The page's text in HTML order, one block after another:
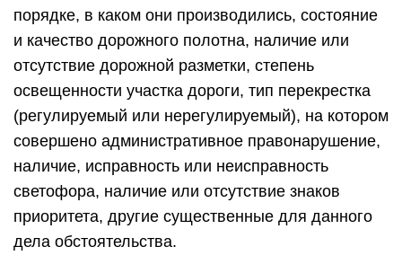
порядке, в каком они производились, состояние
и качество дорожного полотна, наличие или
отсутствие дорожной разметки, степень
освещенности участка дороги, тип перекрестка
(регулируемый или нерегулируемый), на котором
совершено административное правонарушение,
наличие, исправность или неисправность
светофора, наличие или отсутствие знаков
приоритета, другие существенные для данного
дела обстоятельства.